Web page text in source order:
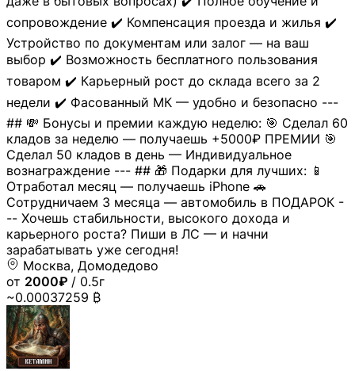
сопровождение ✔️ Компенсация проезда и жилья ✔️
Устройство по документам или залог — на ваш
выбор ✔️ Возможность бесплатного пользования
товаром ✔️ Карьерный рост до склада всего за 2
недели ✔️ Фасованный МК — удобно и безопасно ---
## 💸 Бонусы и премии каждую неделю: 🎯 Сделал 60
кладов за неделю — получаешь +5000₽ ПРЕМИИ 🎯
Сделал 50 кладов в день — Индивидуальное
вознаграждение --- ## 🎁 Подарки для лучших: 📱
Отработал месяц — получаешь iPhone 🚗
Сотрудничаем 3 месяца — автомобиль в ПОДАРОК -
-- Хочешь стабильности, высокого дохода и
карьерного роста? Пиши в ЛС — и начни
зарабатывать уже сегодня!
Москва, Домодедово
от 2000₽ / 0.5г
~0.00037259 ₿